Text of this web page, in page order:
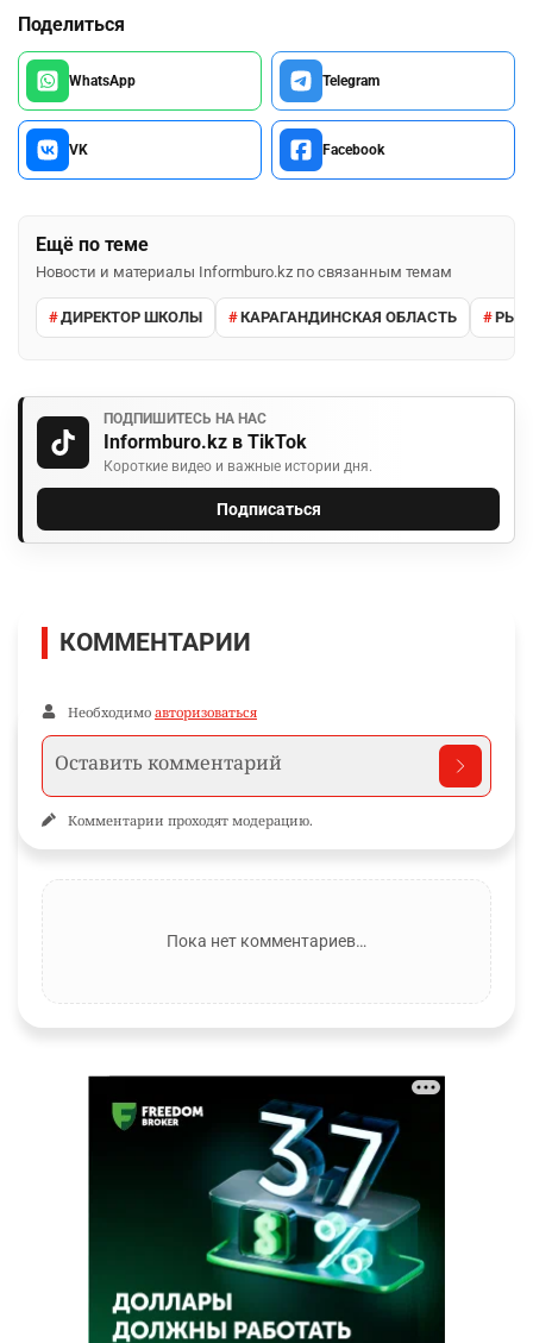
Поделиться
WhatsApp Telegram
VK Facebook
Ещё по теме
Новости и материалы Informburo.kz по связанным темам
ДИРЕКТОР ШКОЛЫ КАРАГАНДИНСКАЯ ОБЛАСТЬ
ПОДПИШИТЕСЬ НА НАС
Informburo.kz в TikTok
Короткие видео и важные истории дня.
Подписаться
КОММЕНТАРИИ
Необходимо авторизоваться
Комментарии проходят модерацию.
Пока нет комментариев…